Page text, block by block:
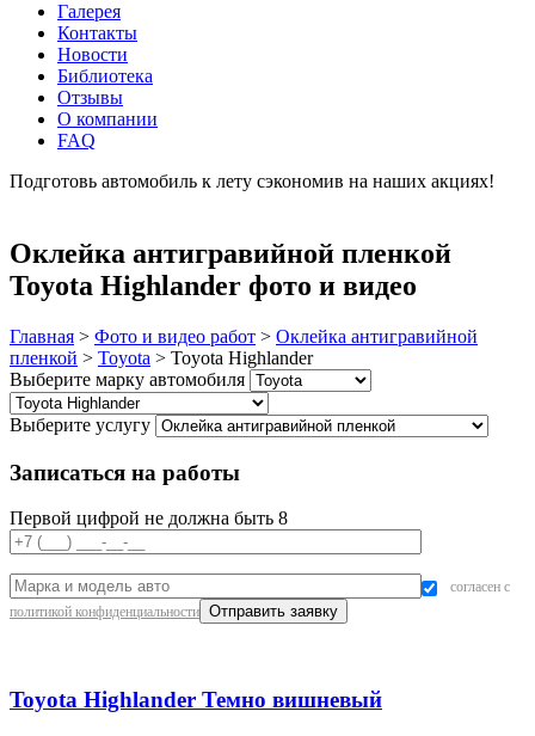
Галерея
Контакты
Новости
Библиотека
Отзывы
О компании
FAQ
Подготовь автомобиль к лету сэкономив на наших акциях!
Оклейка антигравийной пленкой
Toyota Highlander фото и видео
Главная > Фото и видео работ > Оклейка антигравийной
пленкой > Toyota > Toyota Highlander
Выберите марку автомобиля
Выберите услугу
Записаться на работы
Первой цифрой не должна быть 8
согласен с
политикой конфиденциальности
Toyota Highlander Темно вишневый